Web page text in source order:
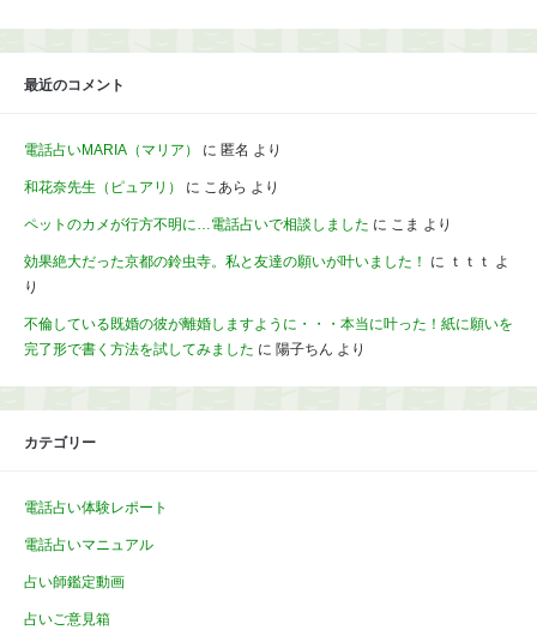
最近のコメント
電話占いMARIA（マリア） に 匿名 より
和花奈先生（ピュアリ） に こあら より
ペットのカメが行方不明に…電話占いで相談しました に こま より
効果絶大だった京都の鈴虫寺。私と友達の願いが叶いました！ に ｔｔｔ よ
り
不倫している既婚の彼が離婚しますように・・・本当に叶った！紙に願いを
完了形で書く方法を試してみました に 陽子ちん より
カテゴリー
電話占い体験レポート
電話占いマニュアル
占い師鑑定動画
占いご意見箱